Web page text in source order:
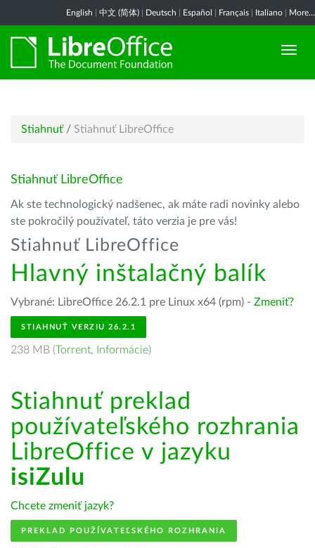
English 中文 (简体) Deutsch Español Français Italiano More...
Stiahnuť / Stiahnuť LibreOffice
Stiahnuť LibreOffice
Ak ste technologický nadšenec, ak máte radi novinky alebo
ste pokročilý používateľ, táto verzia je pre vás!
Stiahnuť LibreOffice
Hlavný inštalačný balík
Vybrané: LibreOffice 26.2.1 pre Linux x64 (rpm) - Zmeniť?
STIAHNUŤ VERZIU 26.2.1
238 MB (Torrent, Informácie)
Stiahnuť preklad
používateľského rozhrania
LibreOffice v jazyku
isiZulu
Chcete zmeniť jazyk?
PREKLAD POUŽÍVATEĽSKÉHO ROZHRANIA